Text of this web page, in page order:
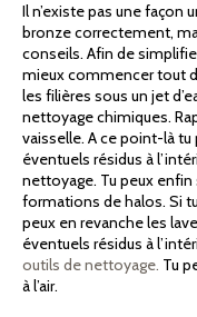
Il n’existe pas une façon
bronze correctement,
conseils. Afin de
mieux commencer tout
les filières sous un jet
nettoyage chimiques.
vaisselle. A ce point-là
éventuels résidus à
nettoyage. Tu peux enfin
formations de halos. Si
peux en revanche les
éventuels résidus à
outils de nettoyage. Tu
à l’air.